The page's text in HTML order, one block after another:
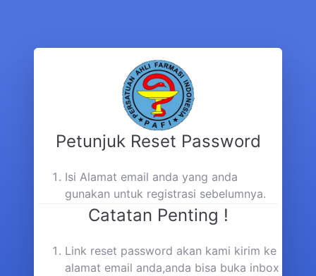
Petunjuk Reset Password
Isi Alamat email anda yang anda
gunakan untuk registrasi sebelumnya.
Catatan Penting !
Link reset password akan kami kirim ke
alamat email anda,anda bisa buka inbox